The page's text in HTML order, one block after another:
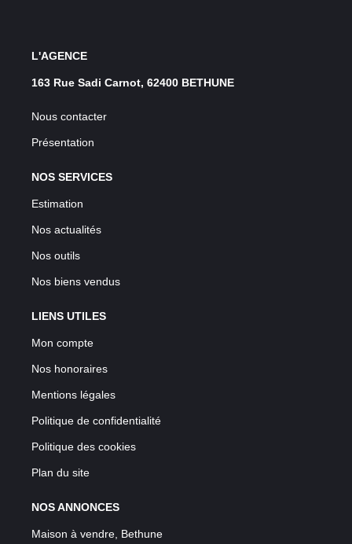
L'AGENCE
163 Rue Sadi Carnot, 62400 BETHUNE
Nous contacter
Présentation
NOS SERVICES
Estimation
Nos actualités
Nos outils
Nos biens vendus
LIENS UTILES
Mon compte
Nos honoraires
Mentions légales
Politique de confidentialité
Politique des cookies
Plan du site
NOS ANNONCES
Maison à vendre, Bethune